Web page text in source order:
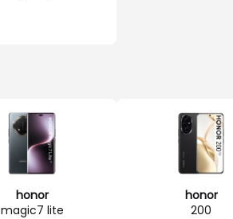
honor
magic7 lite
honor
200